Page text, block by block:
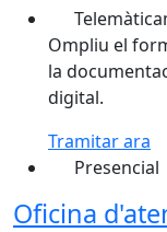
Ompliu el
la
digital.
Tramitar ara
Presencial
Oficina